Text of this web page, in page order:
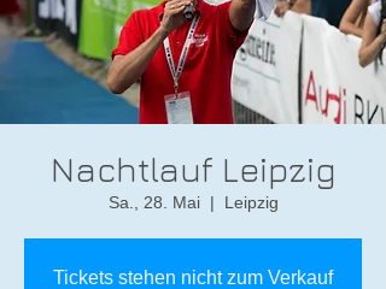
Nachtlauf Leipzig
Sa., 28. Mai
  |
Leipzig
Tickets stehen nicht zum Verkauf